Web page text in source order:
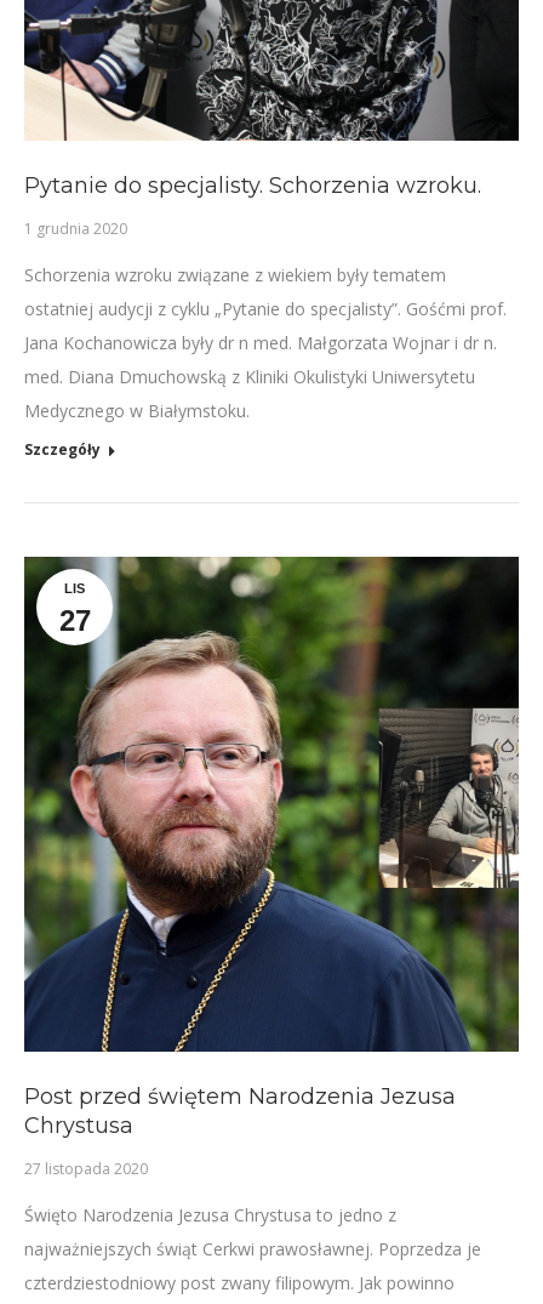
Pytanie do specjalisty. Schorzenia wzroku.
1 grudnia 2020
Schorzenia wzroku związane z wiekiem były tematem
ostatniej audycji z cyklu „Pytanie do specjalisty”. Gośćmi prof.
Jana Kochanowicza były dr n med. Małgorzata Wojnar i dr n.
med. Diana Dmuchowską z Kliniki Okulistyki Uniwersytetu
Medycznego w Białymstoku.
Szczegóły
LIS
27
Post przed świętem Narodzenia Jezusa
Chrystusa
27 listopada 2020
Święto Narodzenia Jezusa Chrystusa to jedno z
najważniejszych świąt Cerkwi prawosławnej. Poprzedza je
czterdziestodniowy post zwany filipowym. Jak powinno